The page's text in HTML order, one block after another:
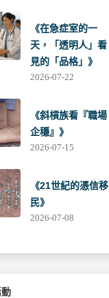
《在急症室的一
天，「透明人」看
見的「品格」》
2026-07-22
《斜槓族看『職場
企穩』》
2026-07-15
《21世紀的憑信移
民》
2026-07-08